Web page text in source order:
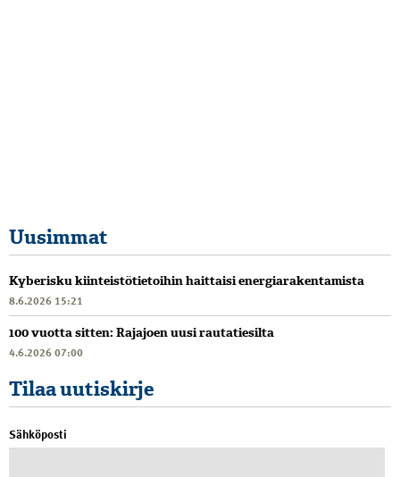
Uusimmat
Kyberisku kiinteistötietoihin haittaisi energiarakentamista
8.6.2026 15:21
100 vuotta sitten: Rajajoen uusi rautatiesilta
4.6.2026 07:00
Tilaa uutiskirje
Sähköposti